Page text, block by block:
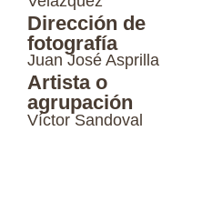
Dirección de
fotografía
Juan José Asprilla
Artista o
agrupación
Víctor Sandoval